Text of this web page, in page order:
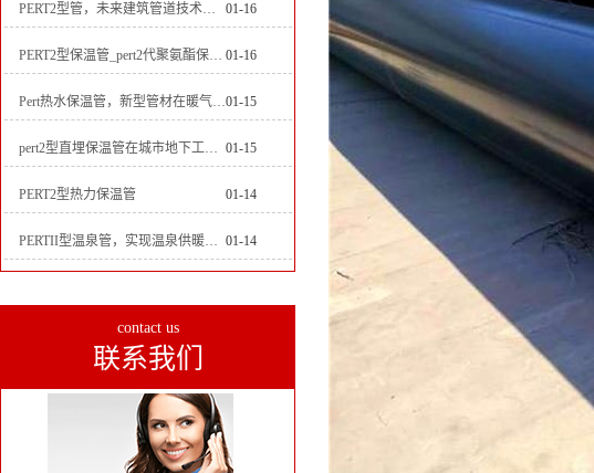
PERT2型管，未来建筑管道技术的代表 01-16
PERT2型保温管_pert2代聚氨酯保温管道_排水供热pert二代保温管 01-16
Pert热水保温管，新型管材在暖气和热水系统中的应用01-15
pert2型直埋保温管在城市地下工程建设中的应用 01-15
PERT2型热力保温管 01-14
PERTII型温泉管，实现温泉供暖设备革新 01-14
contact us
联系我们